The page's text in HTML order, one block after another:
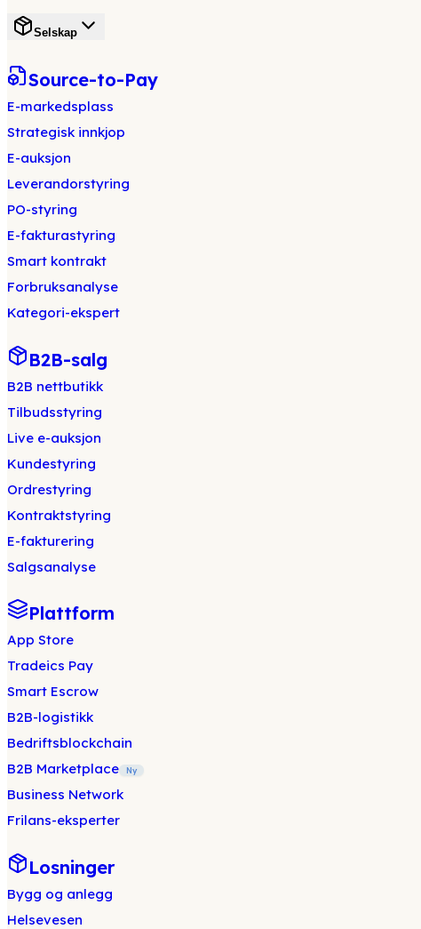
Selskap
Source-to-Pay
E-markedsplass
Strategisk innkjop
E-auksjon
Leverandorstyring
PO-styring
E-fakturastyring
Smart kontrakt
Forbruksanalyse
Kategori-ekspert
B2B-salg
B2B nettbutikk
Tilbudsstyring
Live e-auksjon
Kundestyring
Ordrestyring
Kontraktstyring
E-fakturering
Salgsanalyse
Plattform
App Store
Tradeics Pay
Smart Escrow
B2B-logistikk
Bedriftsblockchain
B2B Marketplace
Ny
Business Network
Frilans-eksperter
Losninger
Bygg og anlegg
Helsevesen